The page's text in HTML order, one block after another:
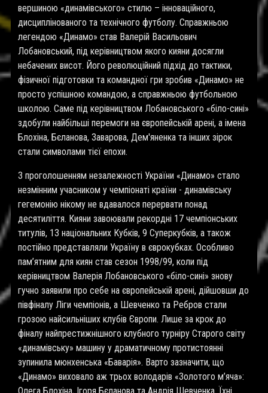
вершиною «динамівського» стилю – інноваційного,
дисциплінованого та технічного футболу. Справжньою
легендою «Динамо» став Валерій Васильович
Лобановський, під керівництвом якого кияни досягли
небачених висот. Його революційний підхід до тактики,
фізичної підготовки та командної гри зробив «Динамо» не
просто успішною командою, а справжньою футбольною
школою. Саме під керівництвом Лобановського «біло-сині»
здобули найбільші перемоги на європейській арені, а імена
Блохіна, Бєланова, Заварова, Дем'яненка та інших зірок
стали символами тієї епохи.
З проголошенням незалежності України «Динамо» стало
незмінним учасником у чемпіонаті країни - динамівську
гегемонію нікому не вдавалося перервати понад
десятиліття. Кияни завоювали рекордні 17 чемпіонських
титулів, 13 національних Кубків, 9 Суперкубків, а також
постійно представляли Україну в єврокубках. Особливо
пам’ятним для киян став сезон 1998/99, коли під
керівництвом Валерія Лобановського «біло-сині» знову
гучно заявили про себе на європейській арені, дійшовши до
півфіналу Ліги чемпіонів, а Шевченко та Ребров стали
грозою найсильніших клубів Європи. Лише за крок до
фіналу найпрестижнішного клубного турніру Старого світу
«динамівську» машину у драматичному протистоянні
зупинила мюнхенська «Баварія». Варто зазначити, що
«Динамо» виховало аж трьох володарів «Золотого м’яча»:
Олега Блохіна, Ігоря Бєланова та Андрія Шевченка. Їхні